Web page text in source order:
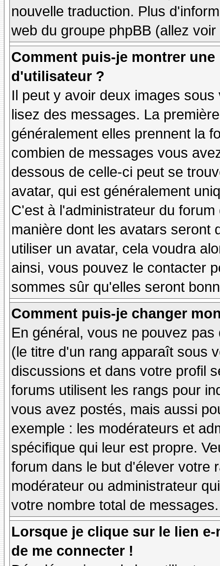
nouvelle traduction. Plus
web du groupe phpBB (allez
Comment puis-je montrer
d'utilisateur ?
Il peut y avoir deux images
lisez des messages. La
généralement elles prennent la
combien de messages vous
dessous de celle-ci peut se
avatar, qui est généralement
C'est à l'administrateur du
manière dont les avatars seront
utiliser un avatar, cela voudra
ainsi, vous pouvez le contacter
sommes sûr qu'elles seront
Comment puis-je changer
En général, vous ne pouvez
(le titre d'un rang apparaît sous
discussions et dans votre profil
forums utilisent les rangs pour
vous avez postés, mais aussi
exemple : les modérateurs et
spécifique qui leur est propre.
forum dans le but d'élever votre
modérateur ou administrateur
votre nombre total de messages.
Lorsque je clique sur le lien
de me connecter !